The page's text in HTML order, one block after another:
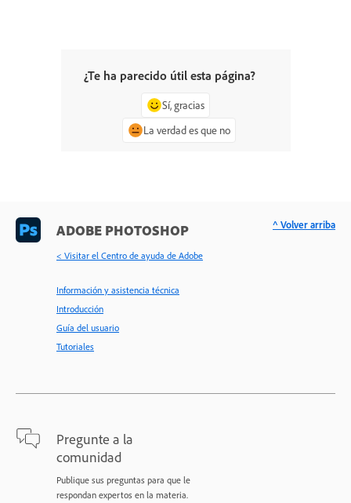
¿Te ha parecido útil esta página?
Sí, gracias
La verdad es que no
ADOBE PHOTOSHOP
< Visitar el Centro de ayuda de Adobe
Información y asistencia técnica
Introducción
Guía del usuario
Tutoriales
Pregunte a la
comunidad
Publique sus preguntas para que le
respondan expertos en la materia.
^ Volver arriba